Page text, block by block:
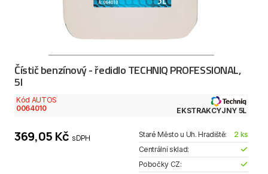
Čístič benzínový - ředidlo TECHNIQ PROFESSIONAL,
5l
Kód AUTOS
0064010
EKSTRAKCYJNY 5L
369,05 Kč s DPH Staré Město u Uh. Hradiště:
2 ks
Centrální sklad:
Pobočky CZ: